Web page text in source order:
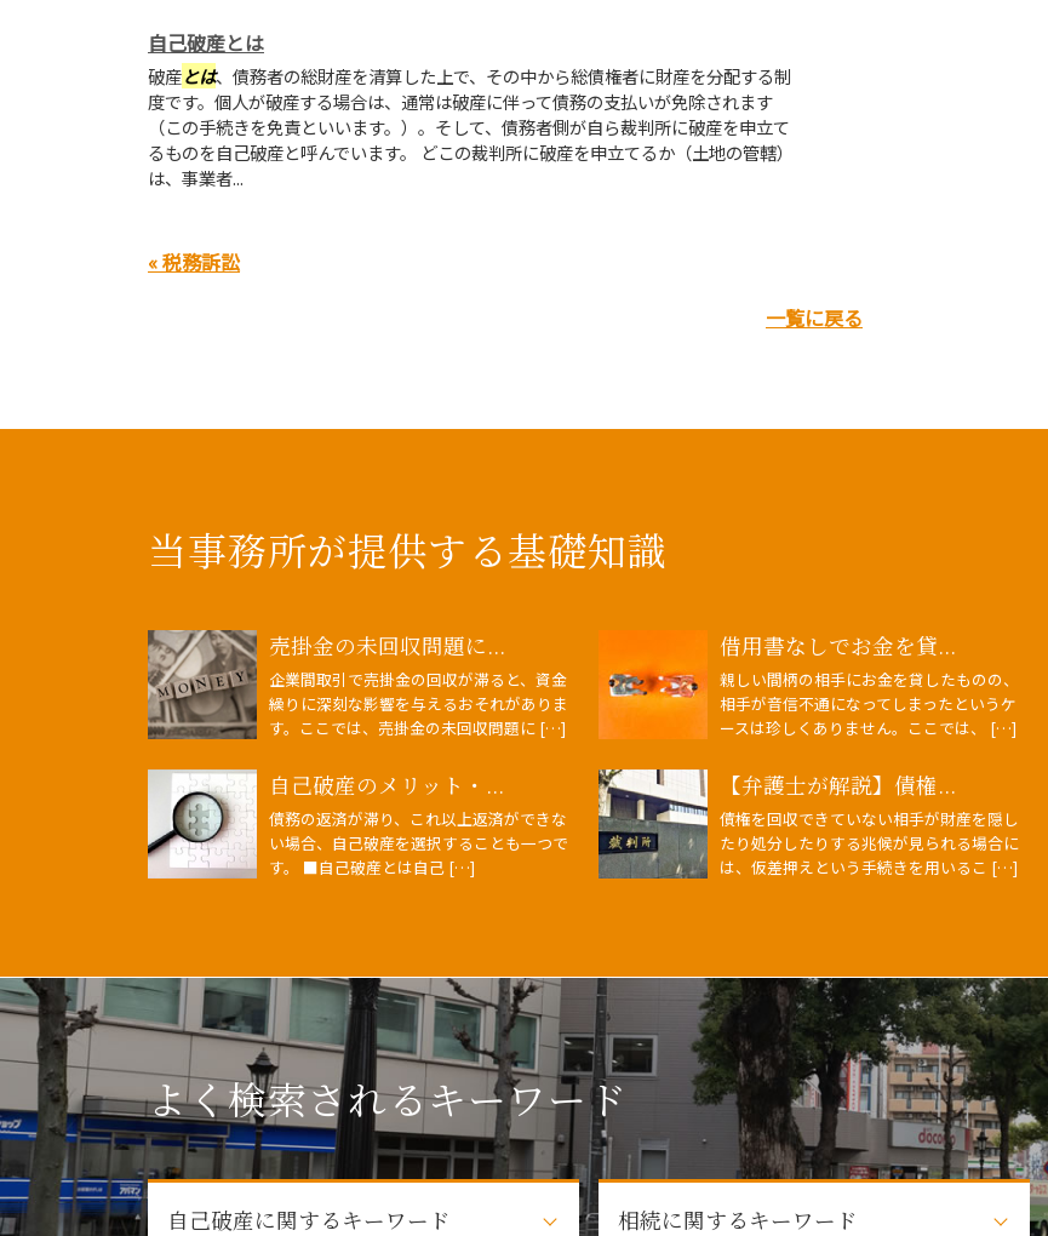
自己破産とは
破産とは、債務者の総財産を清算した上で、その中から総債権者に財産を分配する制
度です。個人が破産する場合は、通常は破産に伴って債務の支払いが免除されます
（この手続きを免責といいます。）。そして、債務者側が自ら裁判所に破産を申立て
るものを自己破産と呼んでいます。 どこの裁判所に破産を申立てるか（土地の管轄）
は、事業者...
« 税務訴訟
一覧に戻る
当事務所が提供する基礎知識
売掛金の未回収問題に...
企業間取引で売掛金の回収が滞ると、資金
繰りに深刻な影響を与えるおそれがありま
す。ここでは、売掛金の未回収問題に […]
借用書なしでお金を貸...
親しい間柄の相手にお金を貸したものの、
相手が音信不通になってしまったというケ
ースは珍しくありません。ここでは、 […]
自己破産のメリット・...
債務の返済が滞り、これ以上返済ができな
い場合、自己破産を選択することも一つで
す。 ■自己破産とは自己 […]
【弁護士が解説】債権...
債権を回収できていない相手が財産を隠し
たり処分したりする兆候が見られる場合に
は、仮差押えという手続きを用いるこ […]
よく検索されるキーワード
自己破産に関するキーワード 相続に関するキーワード